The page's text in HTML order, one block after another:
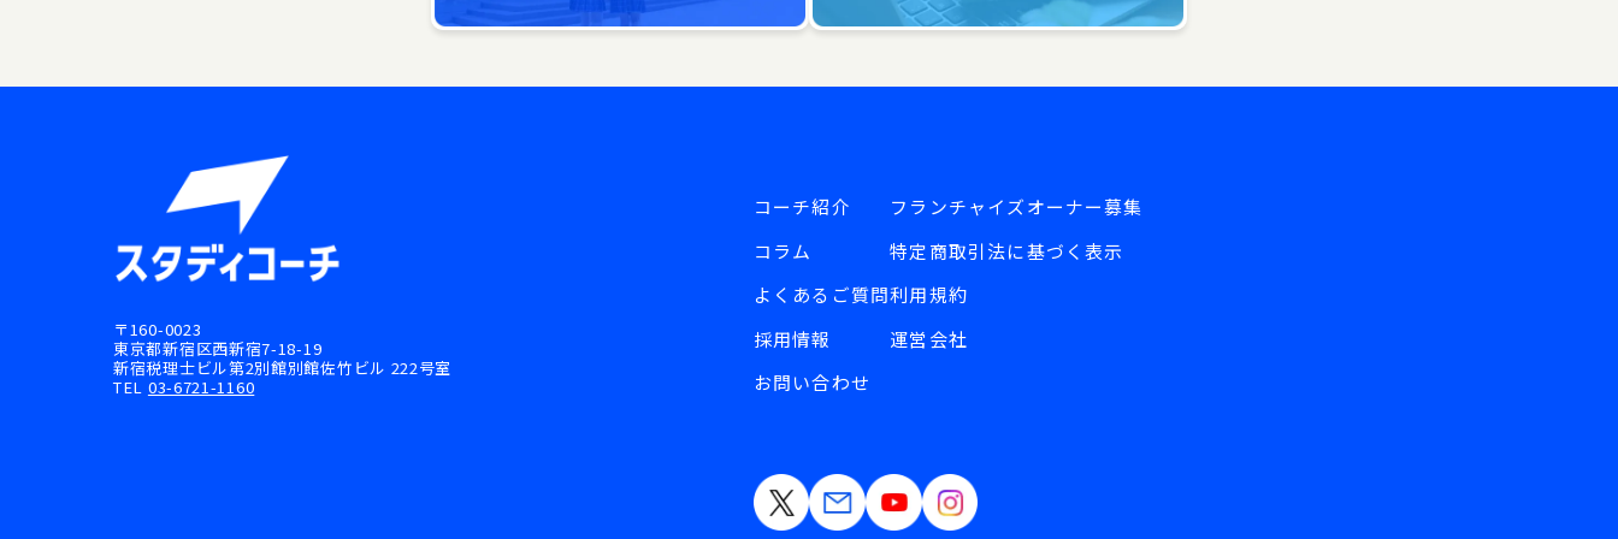
〒160-0023
東京都新宿区西新宿7-18-19
新宿税理士ビル第2別館別館佐竹ビル 222号室
TEL 03-6721-1160
コーチ紹介
コラム
よくあるご質問
採用情報
お問い合わせ
フランチャイズオーナー募集
特定商取引法に基づく表示
利用規約
運営会社